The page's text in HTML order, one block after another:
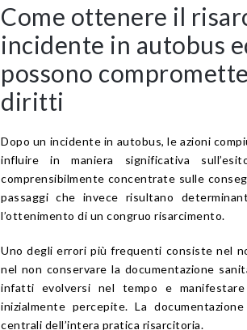
Come ottenere il
incidente in autobus
possono
diritti
Dopo un incidente in autobus, le azioni
influire in maniera significativa
comprensibilmente concentrate sulle
passaggi che invece risultano
l’ottenimento di un congruo risarcimento.
Uno degli errori più frequenti consiste nel
nel non conservare la documentazione
infatti evolversi nel tempo e
inizialmente percepite. La
centrali dell’intera pratica risarcitoria.